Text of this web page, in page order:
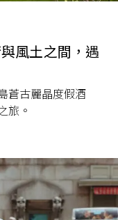
風土之間，遇
蒼古麗晶度假酒
旅。